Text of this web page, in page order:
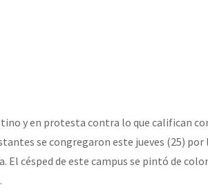
y en protesta contra lo que califican
se congregaron este jueves (25) por
césped de este campus se pintó de